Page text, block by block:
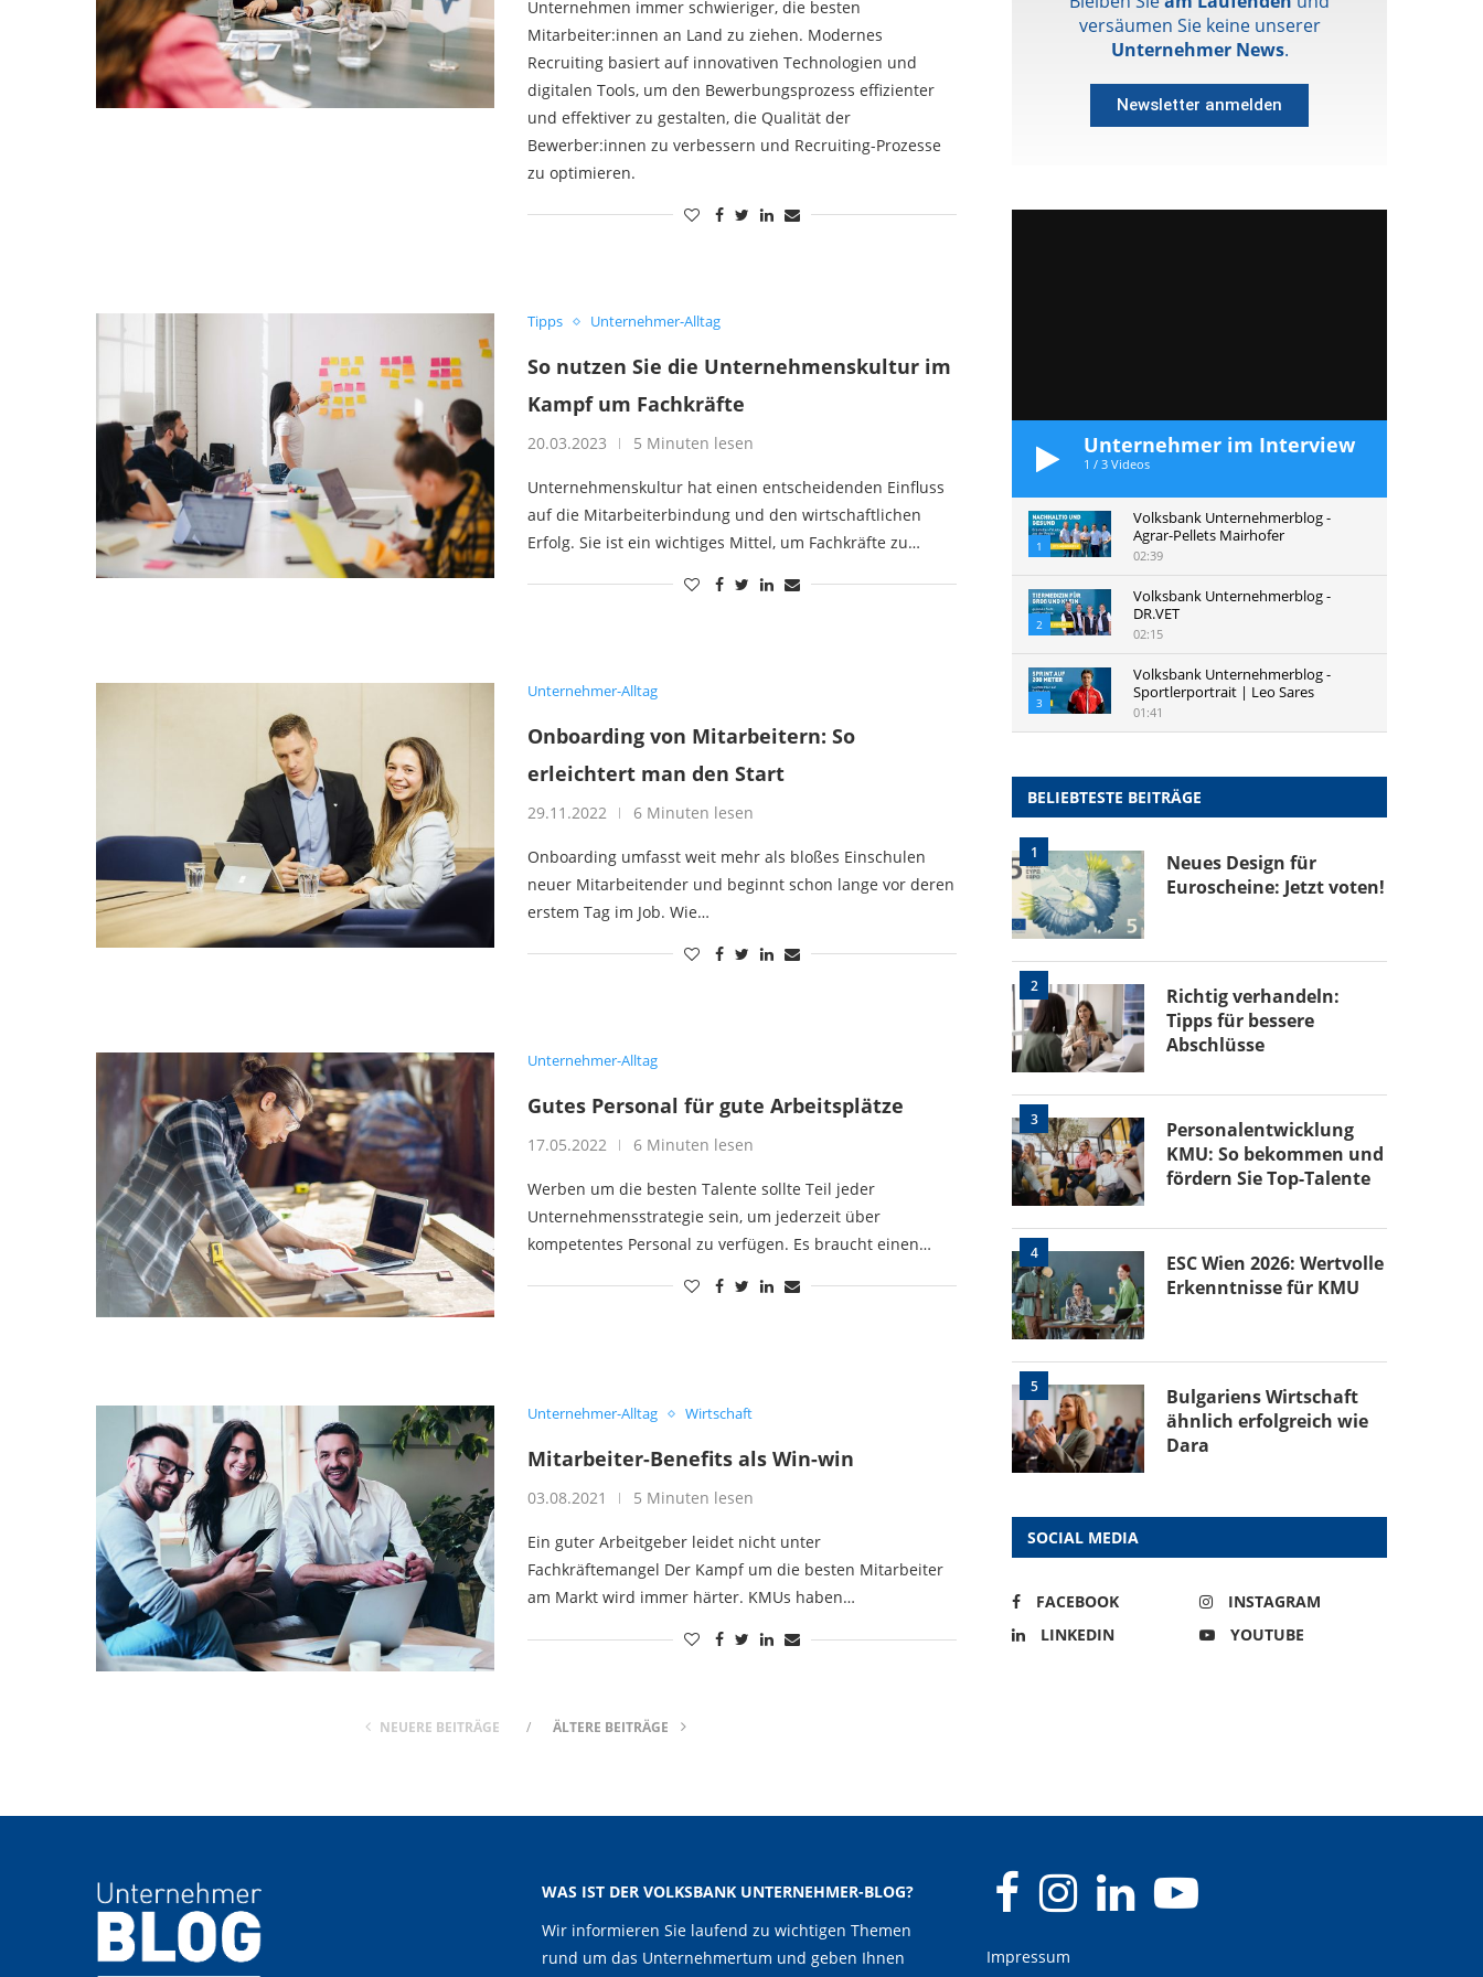
Unternehmen immer schwieriger, die besten
Mitarbeiter:innen an Land zu ziehen. Modernes
Recruiting basiert auf innovativen Technologien und
digitalen Tools, um den Bewerbungsprozess effizienter
und effektiver zu gestalten, die Qualität der
Bewerber:innen zu verbessern und Recruiting-Prozesse
zu optimieren.
Tipps Unternehmer-Alltag
So nutzen Sie die Unternehmenskultur im
Kampf um Fachkräfte
20.03.2023 5 Minuten lesen
Unternehmenskultur hat einen entscheidenden Einfluss
auf die Mitarbeiterbindung und den wirtschaftlichen
Erfolg. Sie ist ein wichtiges Mittel, um Fachkräfte zu…
Unternehmer-Alltag
Onboarding von Mitarbeitern: So
erleichtert man den Start
29.11.2022 6 Minuten lesen
Onboarding umfasst weit mehr als bloßes Einschulen
neuer Mitarbeitender und beginnt schon lange vor deren
erstem Tag im Job. Wie…
Unternehmer-Alltag
Gutes Personal für gute Arbeitsplätze
17.05.2022 6 Minuten lesen
Werben um die besten Talente sollte Teil jeder
Unternehmensstrategie sein, um jederzeit über
kompetentes Personal zu verfügen. Es braucht einen…
Unternehmer-Alltag Wirtschaft
Mitarbeiter-Benefits als Win-win
03.08.2021 5 Minuten lesen
Ein guter Arbeitgeber leidet nicht unter
Fachkräftemangel Der Kampf um die besten Mitarbeiter
am Markt wird immer härter. KMUs haben…
NEUERE BEITRÄGE ÄLTERE BEITRÄGE
versäumen Sie keine unserer
Unternehmer News.
Newsletter anmelden
Unternehmer im Interview
1 / 3 Videos
1
Volksbank Unternehmerblog -
Agrar-Pellets Mairhofer
02:39
2
Volksbank Unternehmerblog -
DR.VET
02:15
3
Volksbank Unternehmerblog -
Sportlerportrait | Leo Sares
01:41
BELIEBTESTE BEITRÄGE
1
Neues Design für
Euroscheine: Jetzt voten!
2
Richtig verhandeln:
Tipps für bessere
Abschlüsse
3
Personalentwicklung
KMU: So bekommen und
fördern Sie Top-Talente
4
ESC Wien 2026: Wertvolle
Erkenntnisse für KMU
5
Bulgariens Wirtschaft
ähnlich erfolgreich wie
Dara
SOCIAL MEDIA
FACEBOOK
INSTAGRAM
LINKEDIN
YOUTUBE
WAS IST DER VOLKSBANK UNTERNEHMER-BLOG?
Wir informieren Sie laufend zu wichtigen Themen
rund um das Unternehmertum und geben Ihnen
Impressum